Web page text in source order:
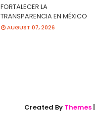
FORTALECER LA
TRANSPARENCIA EN MÉXICO
AUGUST 07, 2026
Created By Themes|